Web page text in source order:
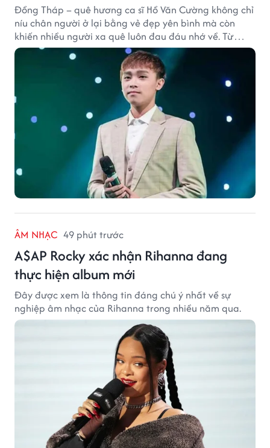
Đồng Tháp – quê hương ca sĩ Hồ Văn Cường không chỉ
níu chân người ở lại bằng vẻ đẹp yên bình mà còn
khiến nhiều người xa quê luôn đau đáu nhớ về. Từ
cảnh sắc, ẩm thực đến tình người mộc mạc, tất cả tạo
nên sức hút rất riêng của vùng đất sen hồng.
ÂM NHẠC 49 phút trước
A$AP Rocky xác nhận Rihanna đang
thực hiện album mới
Đây được xem là thông tin đáng chú ý nhất về sự
nghiệp âm nhạc của Rihanna trong nhiều năm qua.